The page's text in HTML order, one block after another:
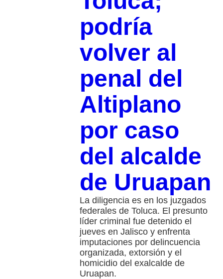
podría
volver al
penal del
Altiplano
por caso
del alcalde
de Uruapan
La diligencia es en los juzgados
federales de Toluca. El presunto
líder criminal fue detenido el
jueves en Jalisco y enfrenta
imputaciones por delincuencia
organizada, extorsión y el
homicidio del exalcalde de
Uruapan.